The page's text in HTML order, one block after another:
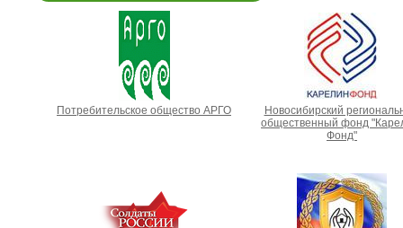
Потребительское общество АРГО
Новосибирский
общественный фонд
Фонд"